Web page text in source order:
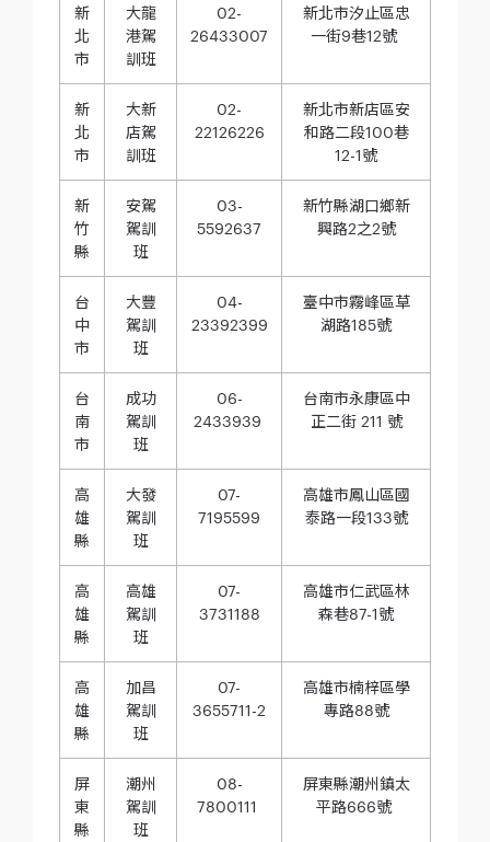
新
北
市
大龍
港駕
訓班
02-
26433007
新北市汐止區忠
一街9巷12號
新
北
市
大新
店駕
訓班
02-
22126226
新北市新店區安
和路二段100巷
12-1號
新
竹
縣
安駕
駕訓
班
03-
5592637
新竹縣湖口鄉新
興路2之2號
台
中
市
大豐
駕訓
班
04-
23392399
臺中市霧峰區草
湖路185號
台
南
市
成功
駕訓
班
06-
2433939
台南市永康區中
正二街 211 號
高
雄
縣
大發
駕訓
班
07-
7195599
高雄市鳳山區國
泰路一段133號
高
雄
縣
高雄
駕訓
班
07-
3731188
高雄市仁武區林
森巷87-1號
高
雄
縣
加昌
駕訓
班
07-
3655711-2
高雄市楠梓區學
專路88號
屏
東
縣
潮州
駕訓
班
08-
7800111
屏東縣潮州鎮太
平路666號